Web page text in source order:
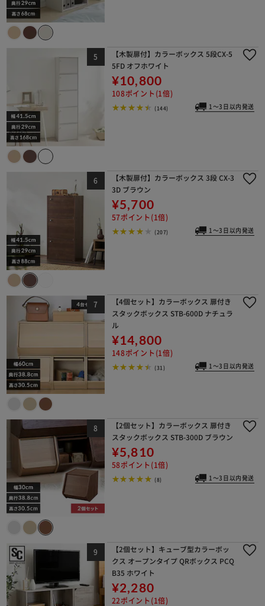
【木製扉付】カラーボックス 5段CX-5
5FD オフホワイト
¥10,800
108ポイント(1倍)
(144) 1～3日以内発送
【木製扉付】カラーボックス 3段 CX-3
3D ブラウン
¥5,700
57ポイント(1倍)
(207) 1～3日以内発送
【4個セット】カラーボックス 扉付き
スタックボックス STB-600D ナチュラ
ル
¥14,800
148ポイント(1倍)
(31) 1～3日以内発送
【2個セット】カラーボックス 扉付き
スタックボックス STB-300D ブラウン
¥5,810
58ポイント(1倍)
(8) 1～3日以内発送
【2個セット】キューブ型カラーボッ
クス オープンタイプ QRボックス PCQ
B35 ホワイト
¥2,280
22ポイント(1倍)